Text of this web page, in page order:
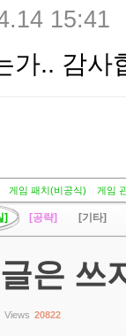
15:41
가.. 감사
]
게임 패치(비공식) 게임
[공략] [기타]
은 쓰
Views 20822